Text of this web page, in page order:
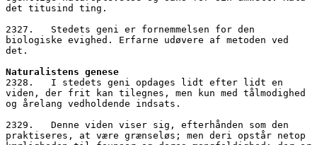
det titusind ting.
2327.   Stedets geni er fornemmelsen for den
biologiske evighed. Erfarne udøvere af metoden ved
det.
Naturalistens genese
2328.   I stedets geni opdages lidt efter lidt en
viden, der frit kan tilegnes, men kun med tålmodighed
og årelang vedholdende indsats.
2329.   Denne viden viser sig, efterhånden som den
praktiseres, at være grænseløs; men deri opstår netop